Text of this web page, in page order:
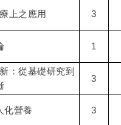
上之應用 3
1
：從基礎研究到
3
化營養 3